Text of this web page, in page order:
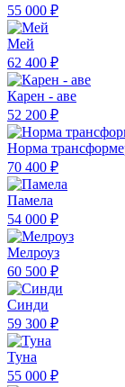
55 000 ₽
Мей
62 400 ₽
Карен - аве
52 200 ₽
Норма
70 400 ₽
Памела
54 000 ₽
Мелроуз
60 500 ₽
Синди
59 300 ₽
Туна
55 000 ₽